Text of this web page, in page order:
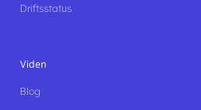
Driftsstatus
Viden
Blog